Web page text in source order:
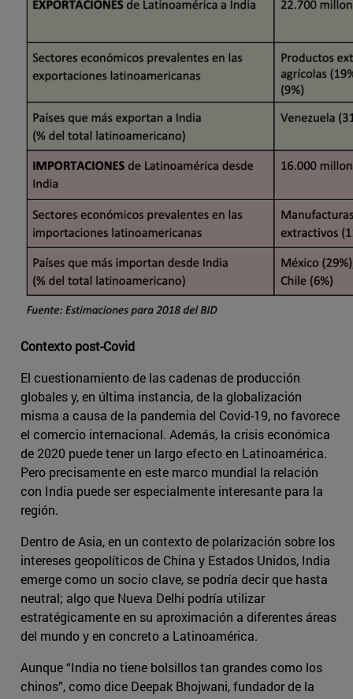
Contexto post-Covid
El cuestionamiento de las cadenas de producción
globales y, en última instancia, de la globalización
misma a causa de la pandemia del Covid-19, no favorece
el comercio internacional. Además, la crisis económica
de 2020 puede tener un largo efecto en Latinoamérica.
Pero precisamente en este marco mundial la relación
con India puede ser especialmente interesante para la
región.
Dentro de Asia, en un contexto de polarización sobre los
intereses geopolíticos de China y Estados Unidos, India
emerge como un socio clave, se podría decir que hasta
neutral; algo que Nueva Delhi podría utilizar
estratégicamente en su aproximación a diferentes áreas
del mundo y en concreto a Latinoamérica.
Aunque “India no tiene bolsillos tan grandes como los
chinos”, como dice Deepak Bhojwani, fundador de la